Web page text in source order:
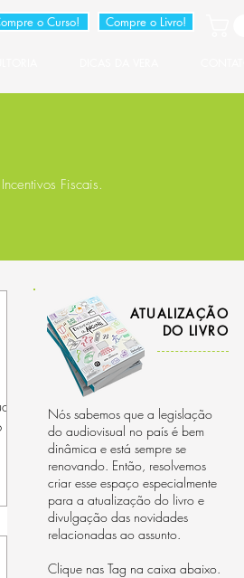
o Curso! Compre o Livro!
Fiscais.
ATUALIZAÇÃO
DO LIVRO
Nós sabemos que a legislação
do audiovisual no país é bem
dinâmica e está sempre se
renovando. Então, resolvemos
criar esse espaço especialmente
para a atualização do livro e
divulgação das novidades
relacionadas ao assunto.
Clique nas Tag na caixa abaixo.